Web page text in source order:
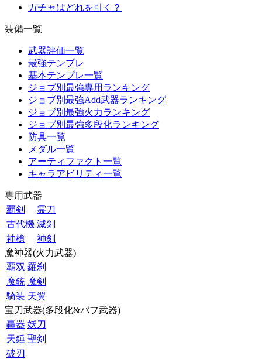
ガチャはどれを引く？
装備一覧
武器評価一覧
最強テンプレ
基本テンプレ一覧
ジョブ別最強専用ランキング
ジョブ別最強Add武器ランキング
ジョブ別最強火力ランキング
ジョブ別最強多段化ランキング
防具一覧
メダル一覧
アーティファクト一覧
キャラアビリティ一覧
専用武器
覇剣
霊刀
古代機 滅剣
神槍
神剣
魔神器(火力武器)
覇双 羅刹
魔銃 魔剣
騎装 天翼
宝刀武器(多段化&バフ武器)
轟器 妖刀
天錘 聖剣
破刃